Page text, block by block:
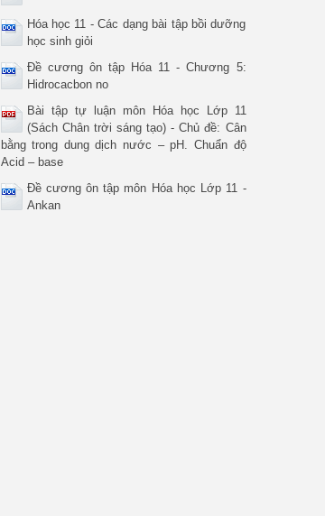
Hóa học 11 - Các dạng bài tập bồi dưỡng
học sinh giỏi
Đề cương ôn tập Hóa 11 - Chương 5:
Hidrocacbon no
Bài tập tự luận môn Hóa học Lớp 11
(Sách Chân trời sáng tạo) - Chủ đề: Cân
bằng trong dung dịch nước – pH. Chuẩn độ
Acid – base
Đề cương ôn tập môn Hóa học Lớp 11 -
Ankan